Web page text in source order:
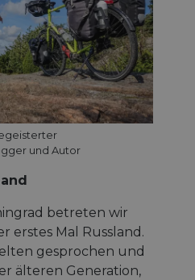
und Autor
betreten wir
erstes Mal Russland.
gesprochen und
älteren Generation,